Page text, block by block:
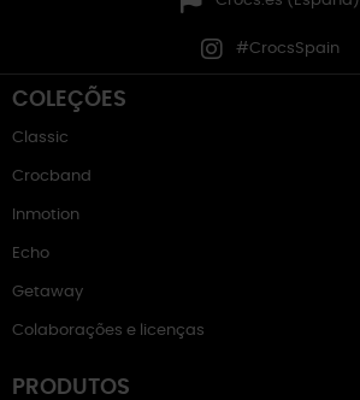
#CrocsSpain
COLEÇÕES
Classic
Crocband
Inmotion
Echo
Getaway
Colaborações e licenças
PRODUTOS